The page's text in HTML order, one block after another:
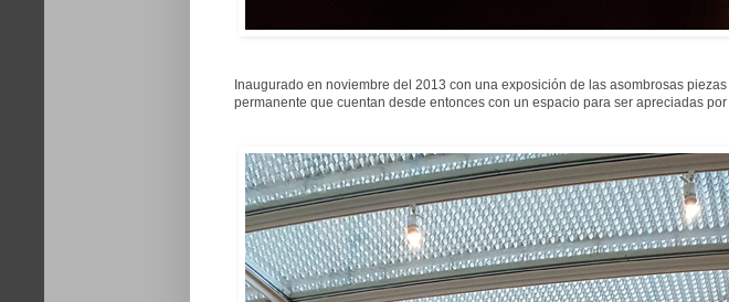
Inaugurado en noviembre del 2013 con una exposición de las asombrosas
permanente que cuentan desde entonces con un espacio para ser apreciadas por